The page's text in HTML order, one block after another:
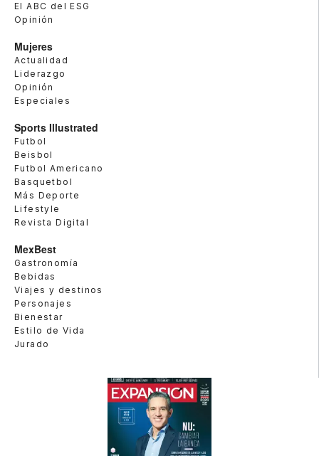
El ABC del ESG
Opinión
Mujeres
Actualidad
Liderazgo
Opinión
Especiales
Sports Illustrated
Futbol
Beisbol
Futbol Americano
Basquetbol
Más Deporte
Lifestyle
Revista Digital
MexBest
Gastronomía
Bebidas
Viajes y destinos
Personajes
Bienestar
Estilo de Vida
Jurado